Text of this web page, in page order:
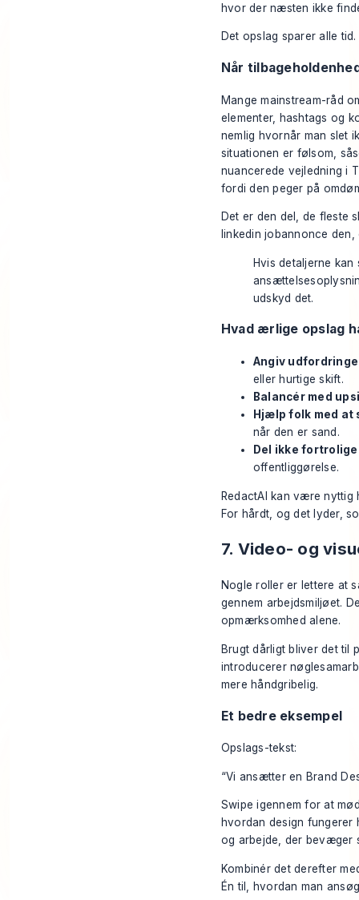
hvor der næsten ikke
Det opslag sparer alle tid.
Når
Mange mainstream-råd
elementer, hashtags og
nemlig hvornår man slet
situationen er følsom,
nuancerede vejledning i
fordi den peger på
Det er den del, de fleste
linkedin jobannonce den,
Hvis detaljerne
udskyd det.
Hvad ærlige opslag
Angiv
eller hurtige skift.
Balancér med
Hjælp folk med at
når den er sand.
Del ikke
offentliggørelse.
RedactAI kan være
For hårdt, og det lyder,
7. Video- og
Nogle roller er lettere at
gennem arbejdsmiljøet.
opmærksomhed alene.
Brugt dårligt bliver det til
introducerer
mere håndgribelig.
Et bedre eksempel
Opslags-tekst:
“Vi ansætter en Brand
Swipe igennem for at
hvordan design fungerer
og arbejde, der bevæger
Kombinér det derefter
Én til, hvordan man